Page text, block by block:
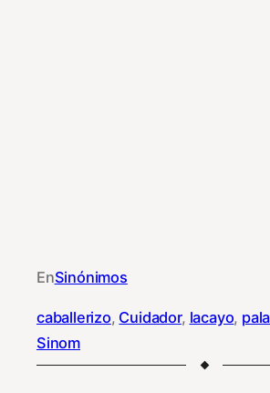
EnSinónimos
caballerizo, Cuidador, lacayo,
Sinom